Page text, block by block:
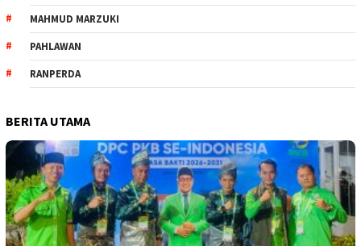
MAHMUD MARZUKI
PAHLAWAN
RANPERDA
BERITA UTAMA